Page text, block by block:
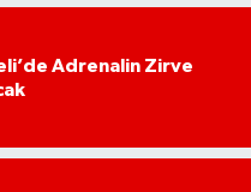
Adrenalin Zirve